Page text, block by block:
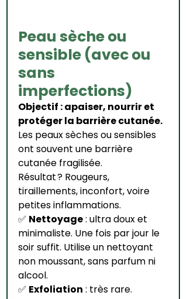
Peau sèche ou
sensible (avec ou
sans
imperfections)
Objectif : apaiser, nourrir et
protéger la barrière cutanée.
Les peaux sèches ou sensibles
ont souvent une barrière
cutanée fragilisée.
Résultat ? Rougeurs,
tiraillements, inconfort, voire
petites inflammations.
✅ Nettoyage : ultra doux et
minimaliste. Une fois par jour le
soir suffit. Utilise un nettoyant
non moussant, sans parfum ni
alcool.
✅ Exfoliation : très rare.